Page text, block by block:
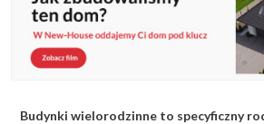
Budynki wielorodzinne to specyficzny